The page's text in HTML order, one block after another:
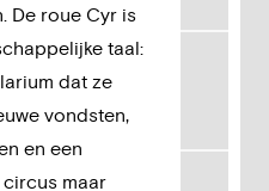
De roue Cyr is
taal:
dat ze
vondsten,
en een
maar